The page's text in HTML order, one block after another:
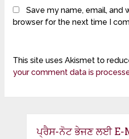
Save my name, email, and
browser for the next time I
This site uses Akismet to
your comment data is
ਪ੍ਰੈਸ-ਨੋਟ ਭੇਜਣ ਲਈ E-